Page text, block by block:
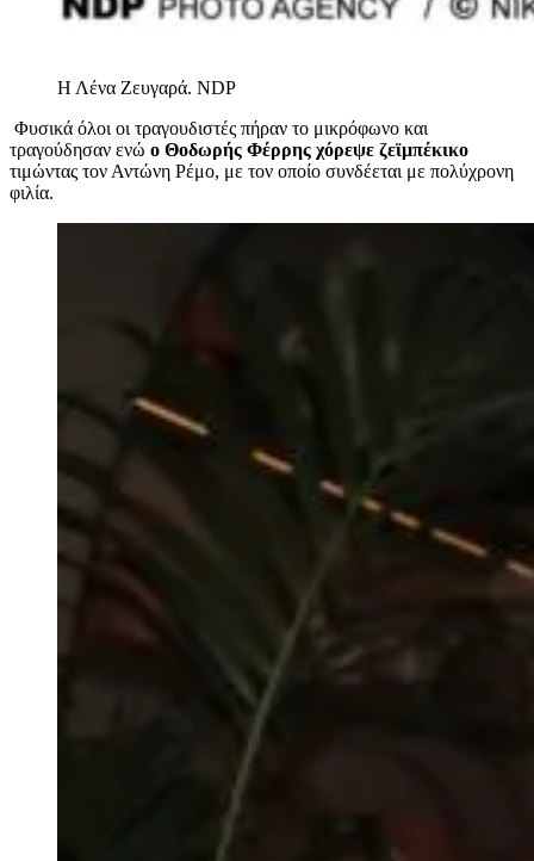
Η Λένα Ζευγαρά. NDP
Φυσικά όλοι οι τραγουδιστές πήραν το μικρόφωνο και
τραγούδησαν ενώ ο Θοδωρής Φέρρης χόρεψε ζεϊμπέκικο
τιμώντας τον Αντώνη Ρέμο, με τον οποίο συνδέεται με πολύχρονη
φιλία.